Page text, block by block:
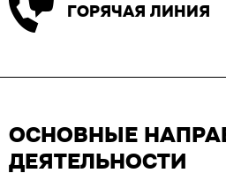
ГОРЯЧАЯ ЛИНИЯ
ОСНОВНЫЕ
ДЕЯТЕЛЬНОСТИ